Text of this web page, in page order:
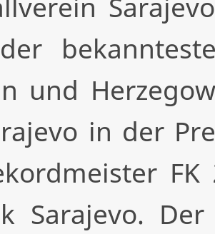
und
in der
Sarajevo.